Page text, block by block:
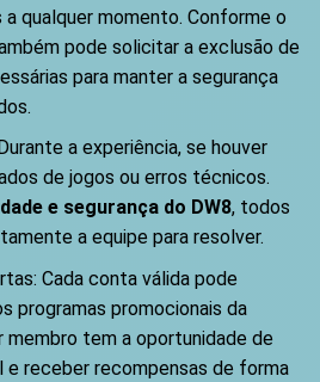
qualquer momento. Conforme o
pode solicitar a exclusão de
para manter a segurança
a experiência, se houver
de jogos ou erros técnicos.
e segurança do DW8, todos
a equipe para resolver.
Cada conta válida pode
programas promocionais da
membro tem a oportunidade de
e receber recompensas de forma